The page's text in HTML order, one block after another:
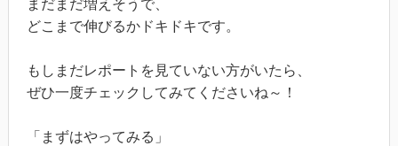
まだまだ増えそうで、
どこまで伸びるかドキドキです。
もしまだレポートを見ていない方がいたら、
ぜひ一度チェックしてみてくださいね～！
「まずはやってみる」